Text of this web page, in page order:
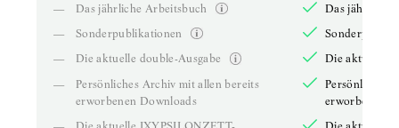
—
Das jährliche Arbeitsbuch
—
Sonderpublikationen
—
Die aktuelle double-Ausgabe
—
Persönliches Archiv mit allen bereits
erworbenen Downloads
Das jährliche
Die aktuelle
Persönliches
erworbenen